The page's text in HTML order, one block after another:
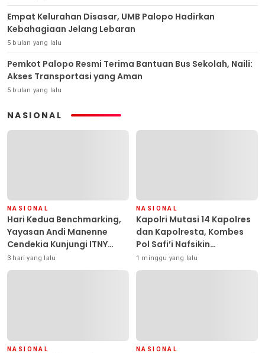
Empat Kelurahan Disasar, UMB Palopo Hadirkan
Kebahagiaan Jelang Lebaran
5 bulan yang lalu
Pemkot Palopo Resmi Terima Bantuan Bus Sekolah, Naili:
Akses Transportasi yang Aman
5 bulan yang lalu
NASIONAL
NASIONAL
Hari Kedua Benchmarking,
Yayasan Andi Manenne
Cendekia Kunjungi ITNY
Yogyakarta
3 hari yang lalu
NASIONAL
Kapolri Mutasi 14 Kapolres
dan Kapolresta, Kombes
Pol Safi’i Nafsikin
Mengemban Amanah
Pimpin Polresta Kendari
1 minggu yang lalu
NASIONAL NASIONAL